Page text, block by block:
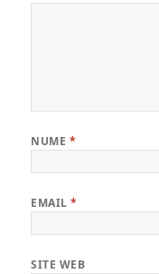
NUME *
EMAIL*
SITE WEB